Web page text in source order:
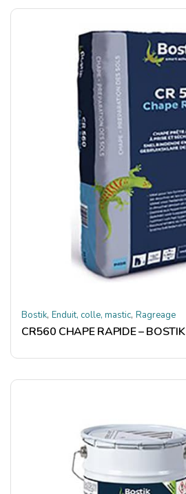
Bostik, Enduit, colle, mastic, Ragreage
CR560 CHAPE RAPIDE – BOSTIK